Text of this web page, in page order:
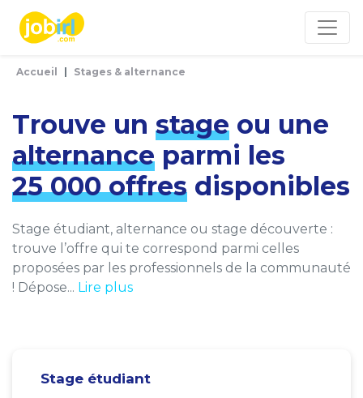
Accueil Stages & alternance
Trouve un stage ou une
alternance parmi les
25 000 offres disponibles
Stage étudiant, alternance ou stage découverte :
trouve l’offre qui te correspond parmi celles
proposées par les professionnels de la communauté
! Dépose... Lire plus
Stage étudiant
Panneau de gestion des cookies